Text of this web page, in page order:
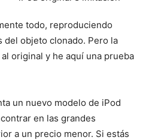
todo, reproduciendo
objeto clonado. Pero la
original y he aquí una prueba
un nuevo modelo de iPod
en las grandes
a un precio menor. Si estás